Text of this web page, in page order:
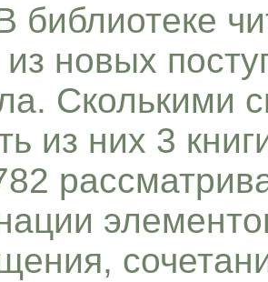
новых
Сколькими
из них 3